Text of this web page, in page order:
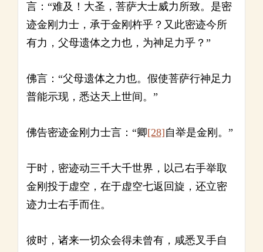
言：“难及！大圣，菩萨大士威力所致。是密
迹金刚力士，承于金刚杵乎？又此密迹今所
有力，父母遗体之力也，为神足力乎？”
佛言：“父母遗体之力也。假使菩萨行神足力
普能示现，悉达天上世间。”
佛告密迹金刚力士言：“卿[28]自举是金刚。”
于时，密迹动三千大千世界，以己右手举取
金刚投于虚空，在于虚空七返回旋，还立密
迹力士右手而住。
彼时，诸来一切众会得未曾有，咸悉叉手自